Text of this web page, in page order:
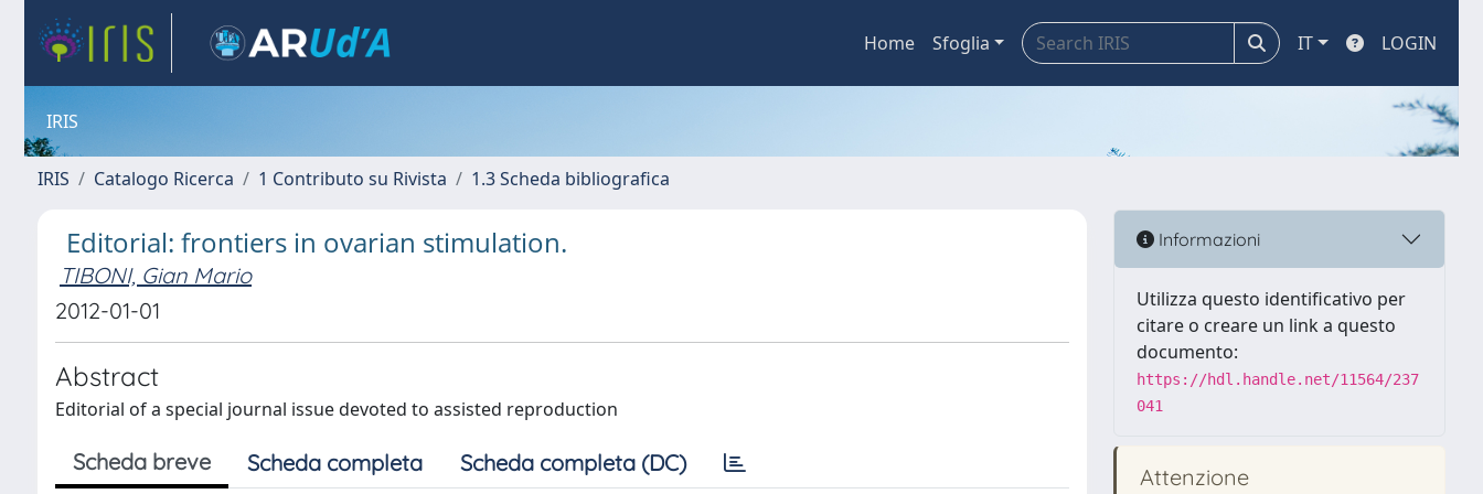
Home Sfoglia IT LOGIN
IRIS
IRIS Catalogo Ricerca 1 Contributo su Rivista 1.3 Scheda bibliografica
Editorial: frontiers in ovarian stimulation.
TIBONI, Gian Mario
2012-01-01
Abstract
Editorial of a special journal issue devoted to assisted reproduction
Scheda breve Scheda completa Scheda completa (DC)
Informazioni
Utilizza questo identificativo per
citare o creare un link a questo
documento:
https://hdl.handle.net/11564/237
041
Attenzione